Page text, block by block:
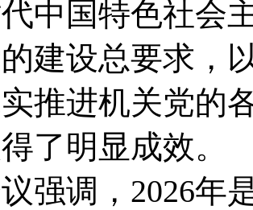
中国特色社会
建设总要求，
推进机关党的
了明显成效。
调，2026年是